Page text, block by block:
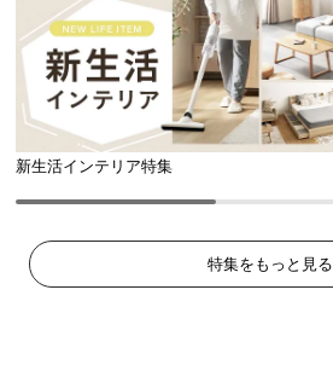
新生活インテリア特集
特集をもっと見る